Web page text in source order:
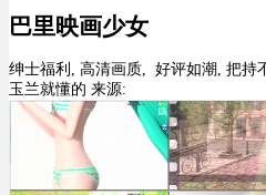
巴里映画少女
绅士福利, 高清画质, 好评如潮, 把持
玉兰就懂的 来源: